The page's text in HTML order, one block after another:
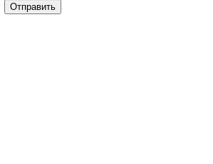
Отправить